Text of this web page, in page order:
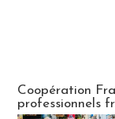
Coopération
professionnels